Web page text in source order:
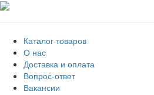
Каталог товаров
О нас
Доставка и оплата
Вопрос-ответ
Вакансии